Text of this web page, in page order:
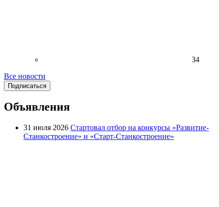
34
Все новости
Подписаться
Объявления
31 июля 2026 Стартовал отбор на конкурсы «Развитие-
Станкостроение» и «Старт-Станкостроение»